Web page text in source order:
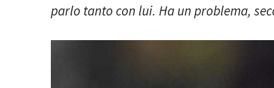
parlo tanto con lui. Ha un problema,